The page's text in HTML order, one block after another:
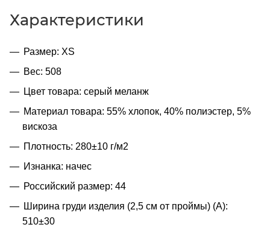
Характеристики
Размер: XS
Вес: 508
Цвет товара: серый меланж
Материал товара: 55% хлопок, 40% полиэстер, 5%
вискоза
Плотность: 280±10 г/м2
Изнанка: начес
Российский размер: 44
Ширина груди изделия (2,5 см от проймы) (A):
510±30